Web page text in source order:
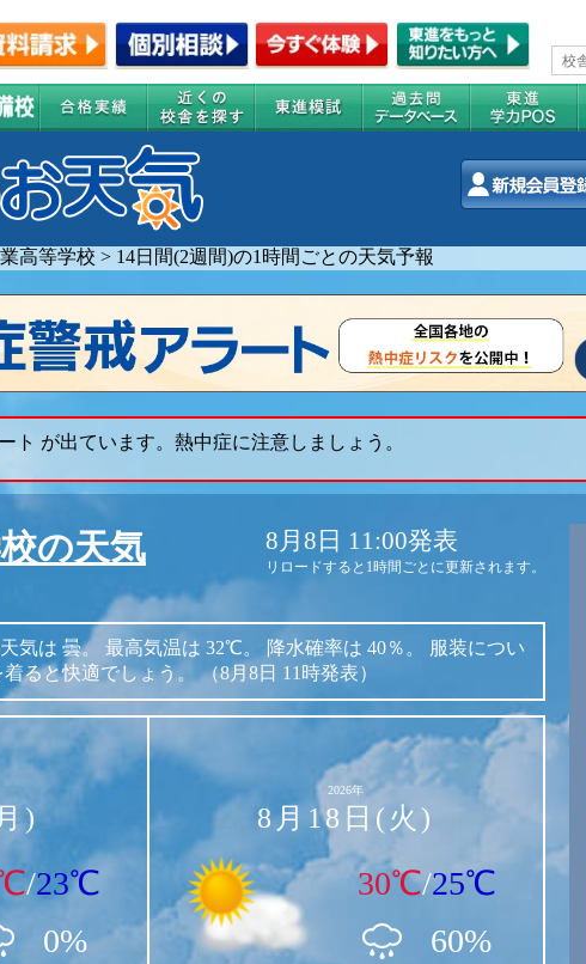
高等学校 > 14日間(2週間)の1時間ごとの天気予報
ト が出ています。熱中症に注意しましょう。
の天気 8月8日 11:00発表
リロードすると1時間ごとに更新されます。
気は 曇。 最高気温は 32℃。 降水確率は 40％。
服装につい
ると快適でしょう。（8月8日 11時発表）
)
/23℃
0%
2026年
8月18日(火)
30℃/25℃
60%